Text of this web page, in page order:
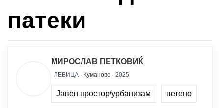
патеки
МИРОСЛАВ ПЕТКОВИЌ
ЛЕВИЦА · Куманово · 2025
Јавен простор/урбанизам ветено